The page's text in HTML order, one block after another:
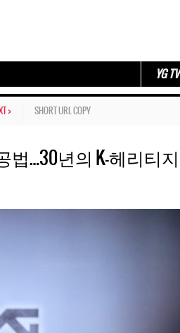
YG TV
> SHORT URL COPY
법…30년의 K-헤리티지